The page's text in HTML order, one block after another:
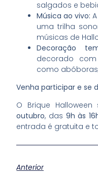
salgados e
Música ao vivo:
uma trilha
músicas de
Decoração
decorado
como
Venha participar e se
O Brique
outubro, das 9h às
entrada é gratuita e
Anterior